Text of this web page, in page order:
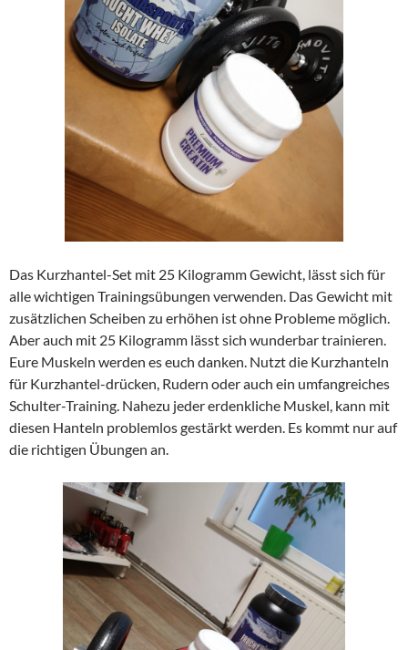
Das Kurzhantel-Set mit 25 Kilogramm Gewicht, lässt sich für
alle wichtigen Trainingsübungen verwenden. Das Gewicht mit
zusätzlichen Scheiben zu erhöhen ist ohne Probleme möglich.
Aber auch mit 25 Kilogramm lässt sich wunderbar trainieren.
Eure Muskeln werden es euch danken. Nutzt die Kurzhanteln
für Kurzhantel-drücken, Rudern oder auch ein umfangreiches
Schulter-Training. Nahezu jeder erdenkliche Muskel, kann mit
diesen Hanteln problemlos gestärkt werden. Es kommt nur auf
die richtigen Übungen an.